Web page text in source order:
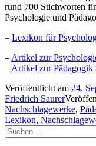
rund 700 Stichworten
Psychologie und
– Lexikon für
– Artikel zur
– Artikel zur Pädagogik
Veröffentlicht am 24.
Friedrich Saurer
Nachschlagewerke,
Lexikon,
Suchen
nach: